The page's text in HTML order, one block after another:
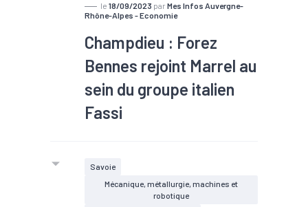
le 18/09/2023 par Mes Infos Auvergne-
Rhône-Alpes - Economie
Champdieu : Forez
Bennes rejoint Marrel au
sein du groupe italien
Fassi
Savoie
Mécanique, métallurgie, machines et
robotique